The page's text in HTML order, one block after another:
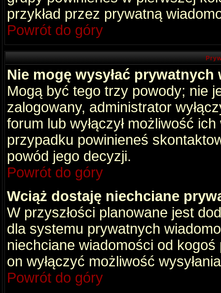
przykład przez prywatną
Powrót do góry
Nie mogę wysyłać
Mogą być tego trzy powody; nie
zalogowany, administrator
forum lub wyłączył możliwość
przypadku powinieneś
powód jego decyzji.
Powrót do góry
Wciąż dostaję niechciane
W przyszłości planowane jest
dla systemu prywatnych
niechciane wiadomości od
on wyłączyć możliwość
Powrót do góry